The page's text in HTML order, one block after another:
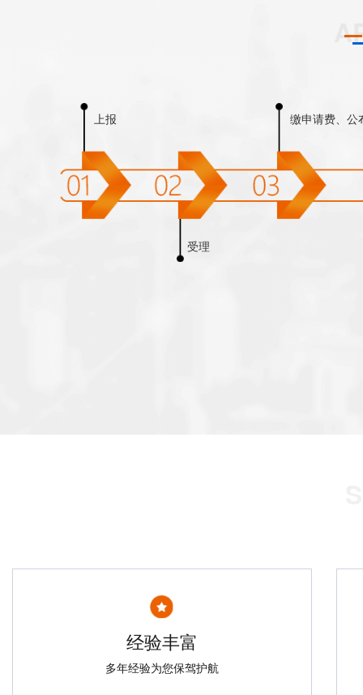
上报
受理
缴申请费、公
经验丰富
多年经验为您保驾护航